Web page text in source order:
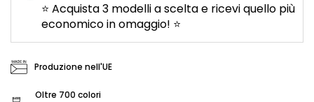
⭐ Acquista 3 modelli a scelta e ricevi quello più
economico in omaggio! ⭐
Produzione nell'UE
Oltre 700 colori